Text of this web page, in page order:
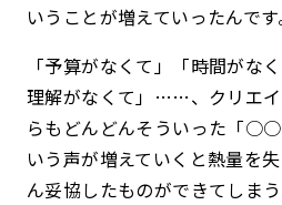
いうことが増えていったんです
「予算がなくて」「時間がな
理解がなくて」……、クリエ
らもどんどんそういった「
いう声が増えていくと熱量を
ん妥協したものができてしま